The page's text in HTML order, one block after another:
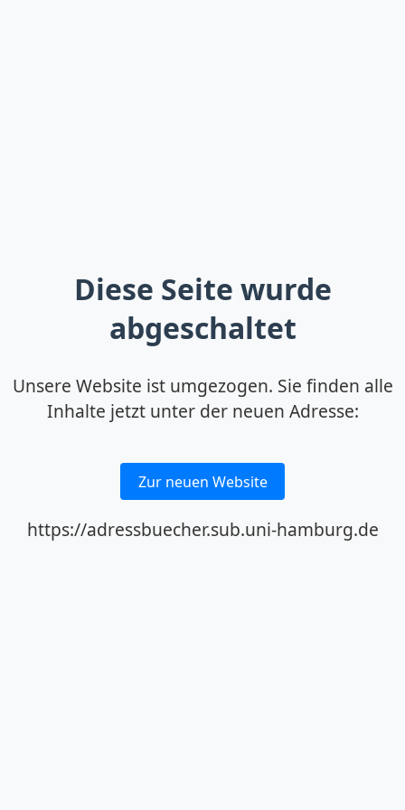
Diese Seite wurde
abgeschaltet
Unsere Website ist umgezogen. Sie finden alle
Inhalte jetzt unter der neuen Adresse:
Zur neuen Website
https://adressbuecher.sub.uni-hamburg.de